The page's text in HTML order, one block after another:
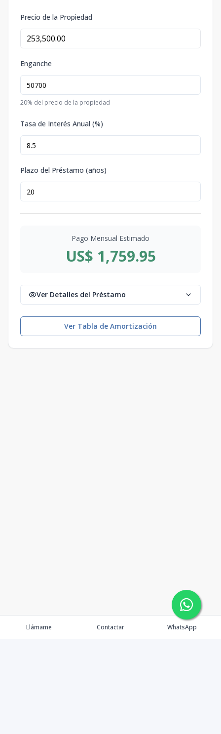
Precio de la Propiedad
Enganche
20% del precio de la propiedad
Tasa de Interés Anual (%)
Plazo del Préstamo (años)
Pago Mensual Estimado
US$ 1,759.95
Ver Detalles del Préstamo
Ver Tabla de Amortización
Llámame Contactar WhatsApp